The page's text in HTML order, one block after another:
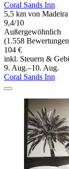
Coral Sands Inn
5,5 km von
9,4/10
Außergewöhnlich
(1.558
104 €
inkl. Steuern &
9. Aug.–10. Aug.
Coral Sands Inn